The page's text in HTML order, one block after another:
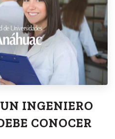
INGENIERO
CONOCER